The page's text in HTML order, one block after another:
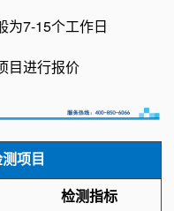
为7-15个工作日
目进行报价
项目
检测指标